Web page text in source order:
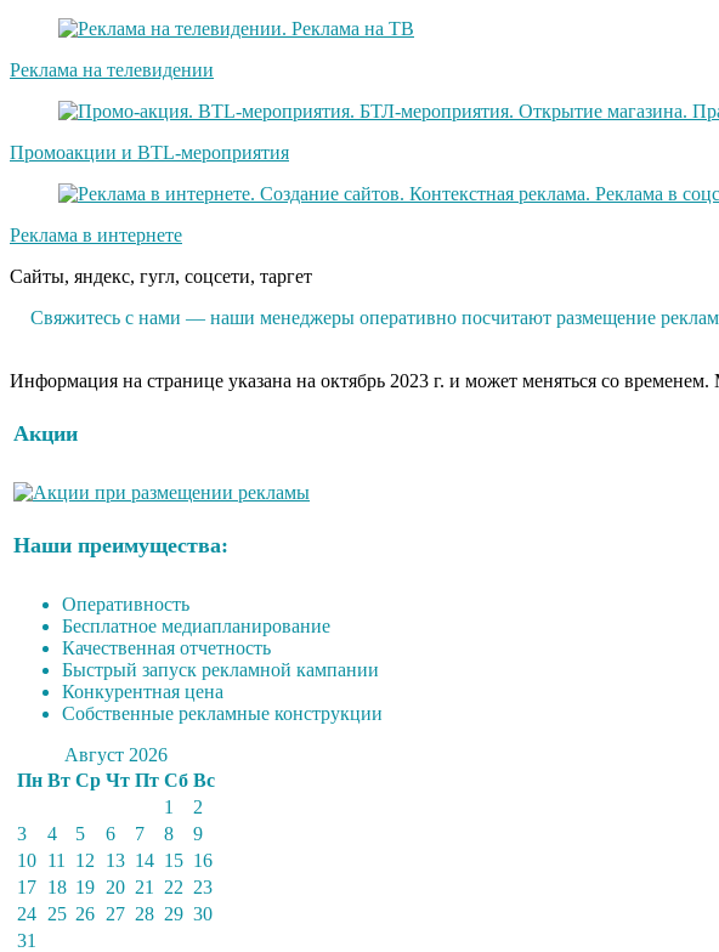
Реклама на телевидении
Промоакции и BTL-мероприятия
Реклама в интернете
Сайты, яндекс, гугл, соцсети, таргет
Свяжитесь с нами — наши менеджеры оперативно посчитают размещение
Информация на странице указана на октябрь 2023 г. и может меняться со
Акции
Наши преимущества:
Оперативность
Бесплатное медиапланирование
Качественная отчетность
Быстрый запуск рекламной кампании
Конкурентная цена
Собственные рекламные конструкции
Август 2026
Пн Вт Ср Чт Пт Сб Вс
1
2
3
4 5 6 7 8
9
10 11 12 13 14 15 16
17 18 19 20 21 22 23
24 25 26 27 28 29 30
31